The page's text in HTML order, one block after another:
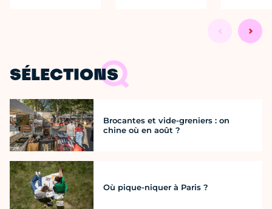
SÉLECTIONS
Brocantes et vide-greniers : on
chine où en août ?
Où pique-niquer à Paris ?